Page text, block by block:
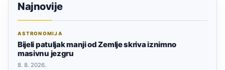
Najnovije
ASTRONOMIJA
Bijeli patuljak manji od Zemlje skriva iznimno
masivnu jezgru
8. 8. 2026.